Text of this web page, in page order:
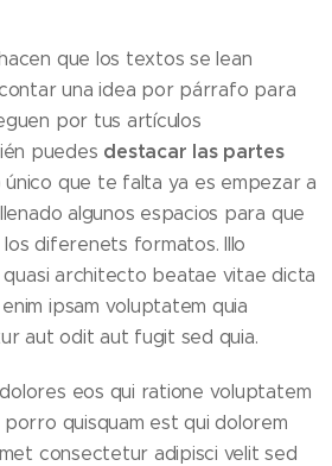
que los textos se lean
una idea por párrafo para
por tus artículos
puedes destacar las partes
único que te falta ya es empezar a
algunos espacios para que
diferenets formatos. Illo
architecto beatae vitae dicta
ipsam voluptatem quia
aut odit aut fugit sed quia.
eos qui ratione voluptatem
quisquam est qui dolorem
consectetur adipisci velit sed